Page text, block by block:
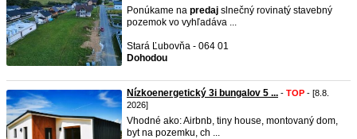
Ponúkame na predaj slnečný rovinatý stavebný
pozemok vo vyhľadáva ...
Stará Ľubovňa - 064 01
Dohodou
Nízkoenergetický 3i bungalov 5 ... - TOP - [8.8.
2026]
Vhodné ako: Airbnb, tiny house, montovaný dom,
byt na pozemku, ch ...